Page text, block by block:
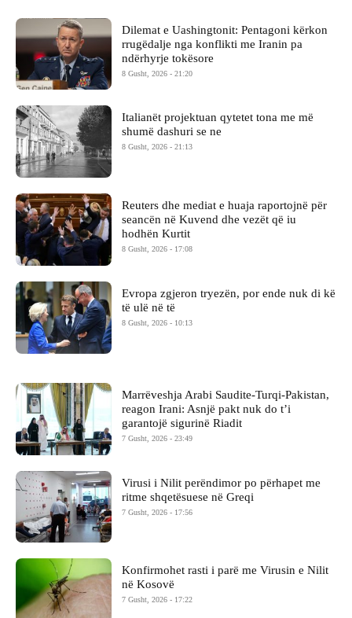
Dilemat e Uashingtonit: Pentagoni kërkon
rrugëdalje nga konflikti me Iranin pa
ndërhyrje tokësore
8 Gusht, 2026 - 21:20
Italianët projektuan qytetet tona me më
shumë dashuri se ne
8 Gusht, 2026 - 21:13
Reuters dhe mediat e huaja raportojnë për
seancën në Kuvend dhe vezët që iu
hodhën Kurtit
8 Gusht, 2026 - 17:08
Evropa zgjeron tryezën, por ende nuk di kë
të ulë në të
8 Gusht, 2026 - 10:13
Marrëveshja Arabi Saudite-Turqi-Pakistan,
reagon Irani: Asnjë pakt nuk do t’i
garantojë sigurinë Riadit
7 Gusht, 2026 - 23:49
Virusi i Nilit perëndimor po përhapet me
ritme shqetësuese në Greqi
7 Gusht, 2026 - 17:56
Konfirmohet rasti i parë me Virusin e Nilit
në Kosovë
7 Gusht, 2026 - 17:22